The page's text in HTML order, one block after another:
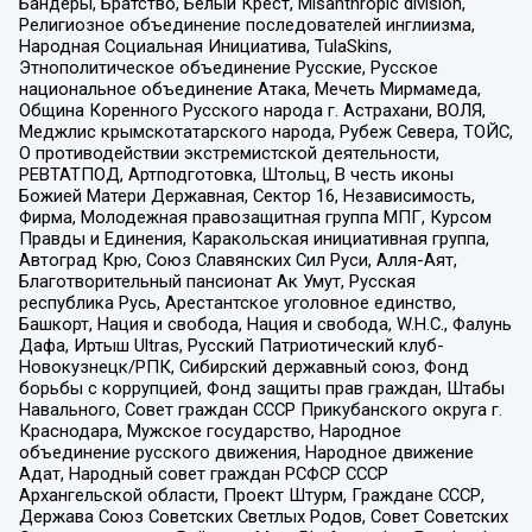
Религиозное объединение последователей инглиизма,
Народная Социальная Инициатива, TulaSkins,
Этнополитическое объединение Русские, Русское
национальное объединение Атака, Мечеть Мирмамеда,
Община Коренного Русского народа г. Астрахани, ВОЛЯ,
Меджлис крымскотатарского народа, Рубеж Севера, ТОЙС,
О противодействии экстремистской деятельности,
РЕВТАТПОД, Артподготовка, Штольц, В честь иконы
Божией Матери Державная, Сектор 16, Независимость,
Фирма, Молодежная правозащитная группа МПГ, Курсом
Правды и Единения, Каракольская инициативная группа,
Автоград Крю, Союз Славянских Сил Руси, Алля-Аят,
Благотворительный пансионат Ак Умут, Русская
республика Русь, Арестантское уголовное единство,
Башкорт, Нация и свобода, Нация и свобода, W.H.С., Фалунь
Дафа, Иртыш Ultras, Русский Патриотический клуб-
Новокузнецк/РПК, Сибирский державный союз, Фонд
борьбы с коррупцией, Фонд защиты прав граждан, Штабы
Навального, Совет граждан СССР Прикубанского округа г.
Краснодара, Мужское государство, Народное
объединение русского движения, Народное движение
Адат, Народный совет граждан РСФСР СССР
Архангельской области, Проект Штурм, Граждане СССР,
Держава Союз Советских Светлых Родов, Совет Советских